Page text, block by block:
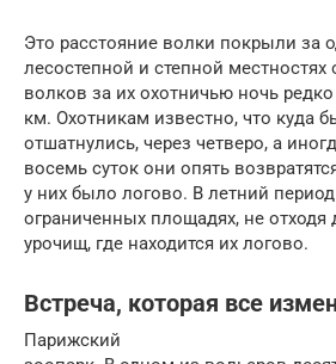
Это расстояние волки покрыли за
лесостепной и степной
волков за их охотничью ночь
км. Охотникам известно, что куда
отшатнулись, через четверо, а
восемь суток они опять
у них было логово. В летний
ограниченных площадях, не отходя
урочищ, где находится их логово.
Встреча, которая все
Парижский